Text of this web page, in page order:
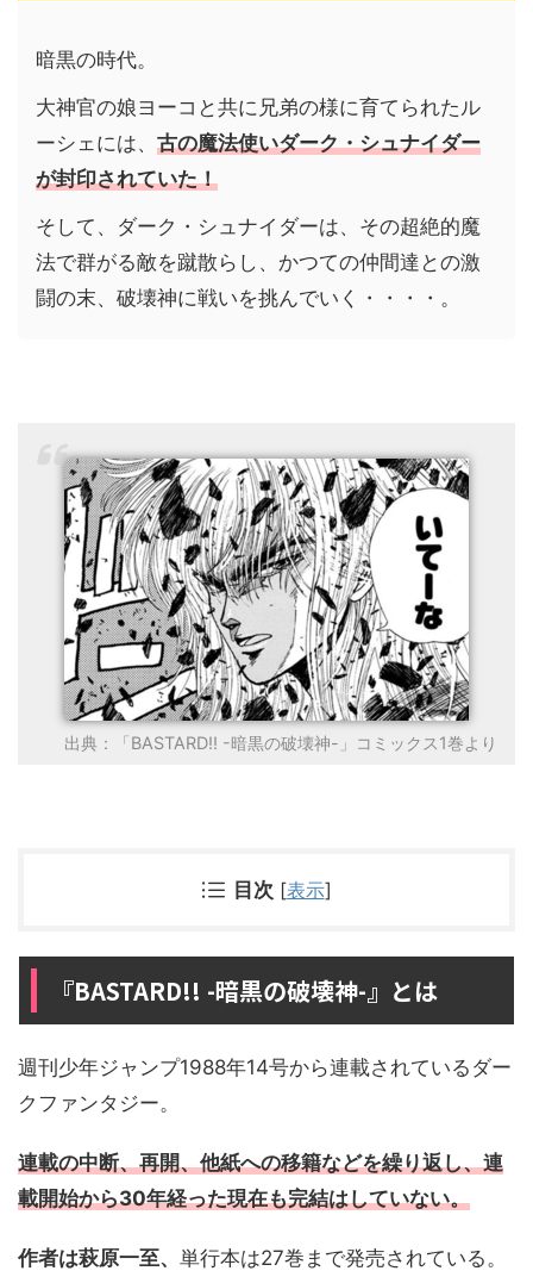
暗黒の時代。
大神官の娘ヨーコと共に兄弟の様に育てられたル
ーシェには、 古の魔法使いダーク・シュナイダー
が封印されていた！
そして、ダーク・シュナイダーは、その超絶的魔
法で群がる敵を蹴散らし、かつての仲間達との激
闘の末、破壊神に戦いを挑んでいく・・・・。
出典：「BASTARD!! -暗黒の破壊神-」コミックス1巻より
目次 [表示]
『BASTARD!! -暗黒の破壊神-』とは
週刊少年ジャンプ1988年14号から連載されているダー
クファンタジー。
連載の中断、再開、他紙への移籍などを繰り返し、連
載開始から30年経った現在も完結はしていない。
作者は萩原一至、 単行本は27巻まで発売されている。